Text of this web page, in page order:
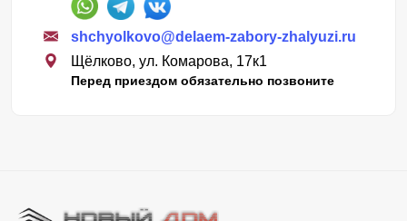
shchyolkovo@delaem-zabory-zhalyuzi.ru
Щёлково, ул. Комарова, 17к1
Перед приездом обязательно позвоните